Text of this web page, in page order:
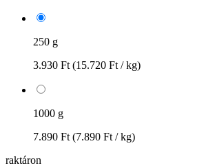
250 g
3.930 Ft (15.720 Ft / kg)
1000 g
7.890 Ft (7.890 Ft / kg)
raktáron